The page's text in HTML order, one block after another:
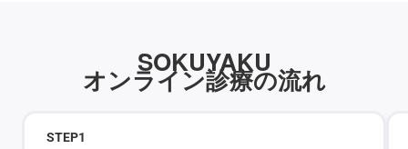
SOKUYAKU
オンライン診療の流れ
STEP1